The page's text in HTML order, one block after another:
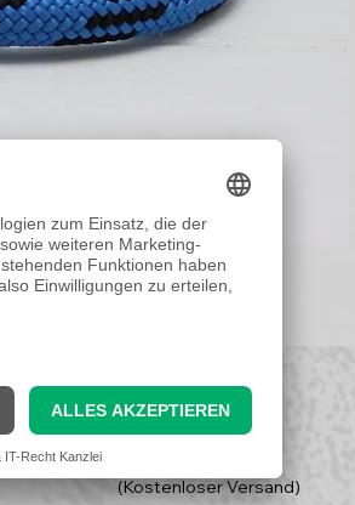
9,95 €Preis
(Kostenloser Versand)